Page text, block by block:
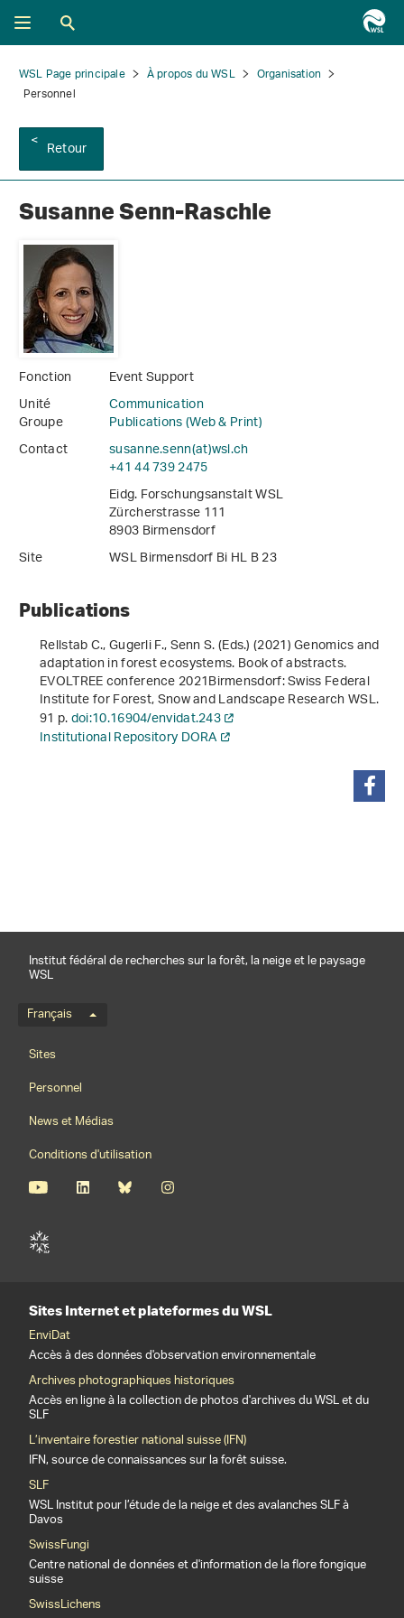
WSL Page principale À propos du WSL
Organisation
Personnel
Retour
Susanne Senn-Raschle
Fonction
Event Support
Unité
Communication
Groupe
Publications (Web & Print)
Contact
susanne.senn(at)wsl.ch
+41 44 739 2475
Eidg. Forschungsanstalt WSL
Zürcherstrasse 111
8903 Birmensdorf
Site
WSL Birmensdorf Bi HL B 23
Publications
Rellstab C., Gugerli F., Senn S. (Eds.) (2021)Genomics and
adaptation in forest ecosystems. Book of abstracts.
EVOLTREE conference 2021Birmensdorf: Swiss Federal
Institute for Forest, Snow and Landscape Research WSL.
91 p.doi:10.16904/envidat.243
Institutional Repository DORA
Institut fédéral de recherches sur la forêt, la neige et le paysage
WSL
Menu de langue
Français
Footernavigation
Sites
Personnel
News et Médias
Conditions d'utilisation
Sites Internet et plateformes du WSL
EnviDat
Accès à des données d'observation environnementale
Archives photographiques historiques
Accès en ligne à la collection de photos d'archives du WSL et du
SLF
L’inventaire forestier national suisse (IFN)
IFN, source de connaissances sur la forêt suisse.
SLF
WSL Institut pour l’étude de la neige et des avalanches SLF à
Davos
SwissFungi
Centre national de données et d'information de la flore fongique
suisse
SwissLichens